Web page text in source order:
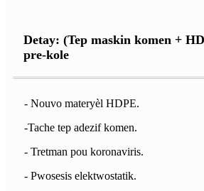
Detay: (Tep maskin komen +
pre-kole
- Nouvo materyèl HDPE.
-Tache tep adezif komen.
- Tretman pou koronaviris.
- Pwosesis elektwostatik.